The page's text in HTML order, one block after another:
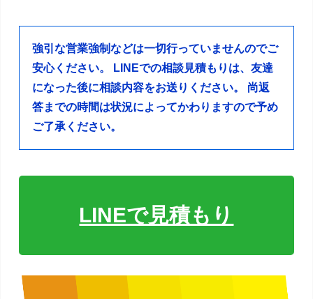
強引な営業強制などは一切行っていませんのでご
安心ください。
LINEでの相談見積もりは、友達
になった後に相談内容をお送りください。
尚返
答までの時間は状況によってかわりますので予め
ご了承ください。
LINEで見積もり